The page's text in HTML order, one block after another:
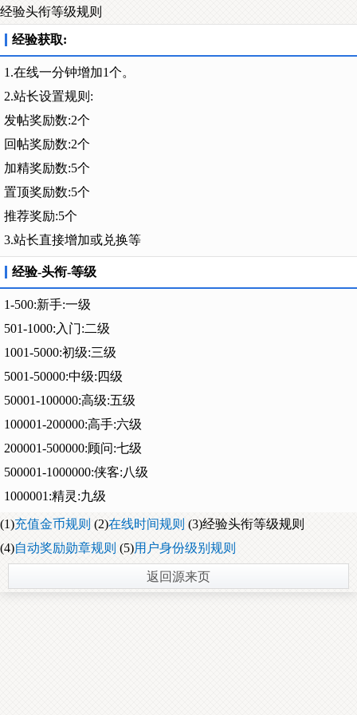
经验头衔等级规则
经验获取:
1.在线一分钟增加1个。
2.站长设置规则:
发帖奖励数:2个
回帖奖励数:2个
加精奖励数:5个
置顶奖励数:5个
推荐奖励:5个
3.站长直接增加或兑换等
经验-头衔-等级
1-500:新手:一级
501-1000:入门:二级
1001-5000:初级:三级
5001-50000:中级:四级
50001-100000:高级:五级
100001-200000:高手:六级
200001-500000:顾问:七级
500001-1000000:侠客:八级
1000001:精灵:九级
(1)充值金币规则 (2)在线时间规则 (3)经验头衔等级规则
(4)自动奖励勋章规则 (5)用户身份级别规则
返回源来页